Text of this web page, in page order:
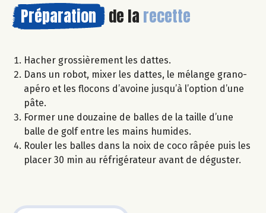
Préparation de la recette
Hacher grossièrement les dattes.
Dans un robot, mixer les dattes, le mélange grano-
apéro et les flocons d’avoine jusqu’à l’option d’une
pâte.
Former une douzaine de balles de la taille d’une
balle de golf entre les mains humides.
Rouler les balles dans la noix de coco râpée puis les
placer 30 min au réfrigérateur avant de déguster.